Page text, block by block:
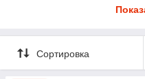
присоединения к сети
мостам и эстакадам, для
бетонном покрытии дорог.
Сортировка